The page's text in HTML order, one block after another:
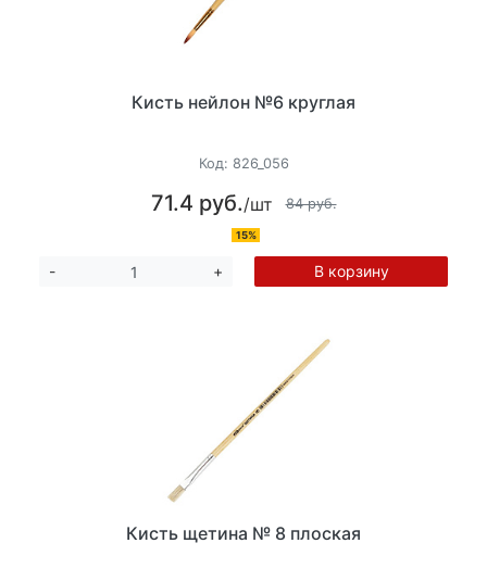
Кисть нейлон №6 круглая
Код: 826_056
71.4 руб./шт 84 руб.
15%
- + В корзину
Кисть щетина № 8 плоская